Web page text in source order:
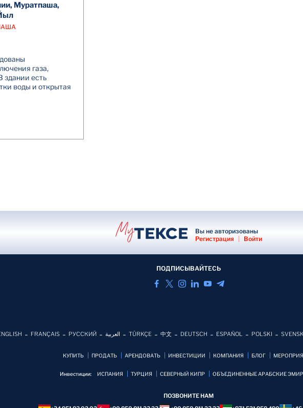
Муратпаша,
газа,
здании есть
воды и открытая
Вы не авторизованы
Регистрация
Войти
ПОДПИСЫВАЙТЕСЬ
FRANÇAIS РУССКИЙ العربية TÜRKÇE 中文 DEUTSCH ESPAÑOL POLSKI
КУПИТЬ ПРОДАТЬ АРЕНДОВАТЬ ИНВЕСТИЦИИ КОМПАНИЯ БЛОГ
Инвестиции: ИСПАНИЯ ТУРЦИЯ СЕВЕРНЫЙ КИПР ОБЪЕДИНЕННЫЕ АРАБСКИЕ
ПОЗВОНИТЕ НАМ